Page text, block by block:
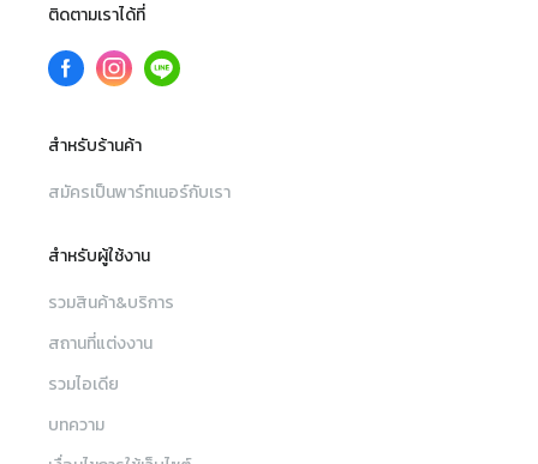
ติดตามเราได้ที่
สำหรับร้านค้า
สมัครเป็นพาร์ทเนอร์กับเรา
สำหรับผู้ใช้งาน
รวมสินค้า&บริการ
สถานที่แต่งงาน
รวมไอเดีย
บทความ